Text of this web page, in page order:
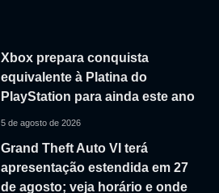
Xbox prepara conquista
equivalente à Platina do
PlayStation para ainda este ano
5 de agosto de 2026
Grand Theft Auto VI terá
apresentação estendida em 27
de agosto; veja horário e onde